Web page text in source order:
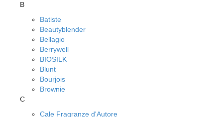
B
Batiste
Beautyblender
Bellagio
Berrywell
BIOSILK
Blunt
Bourjois
Brownie
C
Cale Fragranze d'Autore